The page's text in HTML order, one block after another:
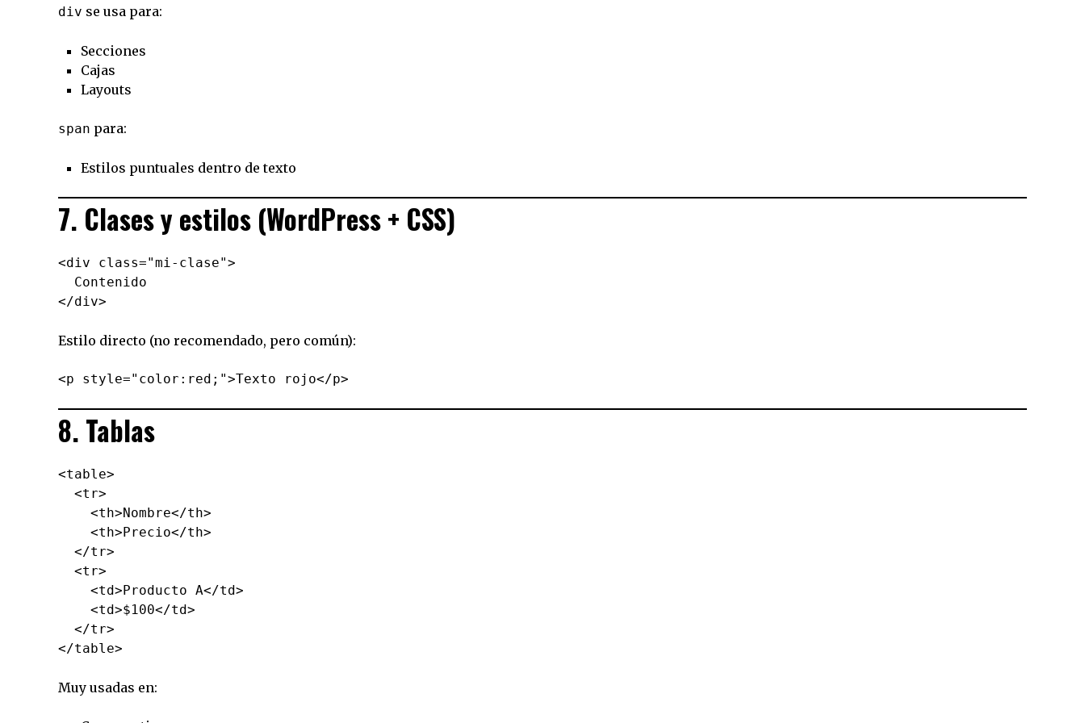
div se usa para:
Secciones
Cajas
Layouts
span para:
Estilos puntuales dentro de texto
7. Clases y estilos (WordPress + CSS)
<div class="mi-clase">
Estilo directo (no recomendado, pero común):
8. Tablas
<table>
Muy usadas en: